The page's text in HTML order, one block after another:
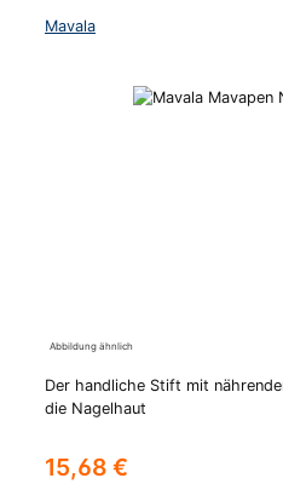
Mavala
Bildergalerie überspringen
Abbildung ähnlich
Der handliche Stift mit
die Nagelhaut
Regulärer Preis:
15,68 €